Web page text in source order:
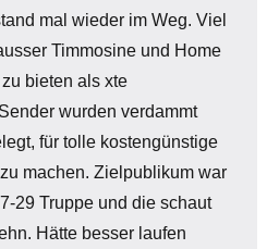
mal wieder im Weg. Viel
Timmosine und Home
bieten als xte
wurden verdammt
für tolle kostengünstige
machen. Zielpublikum war
29 Truppe und die schaut
Hätte besser laufen